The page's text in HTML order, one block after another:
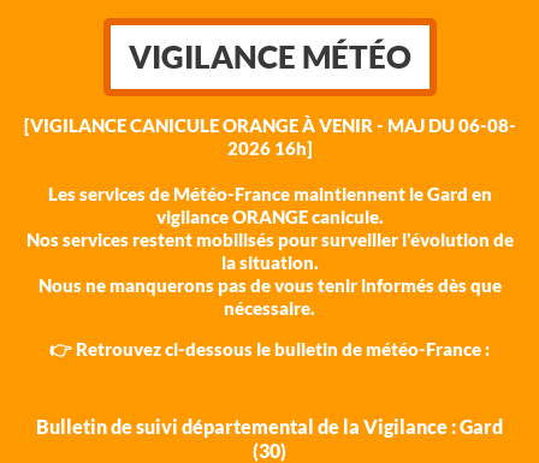
VIGILANCE MÉTÉO
[VIGILANCE CANICULE ORANGE À VENIR - MAJ DU 06-08-
2026 16h]
Les services de Météo-France maintiennent le Gard en
vigilance ORANGE canicule.
Nos services restent mobilisés pour surveiller l'évolution de
la situation.
Nous ne manquerons pas de vous tenir informés dès que
nécessaire.
👉 Retrouvez ci-dessous le bulletin de météo-France :
Bulletin de suivi départemental de la Vigilance : Gard
(30)